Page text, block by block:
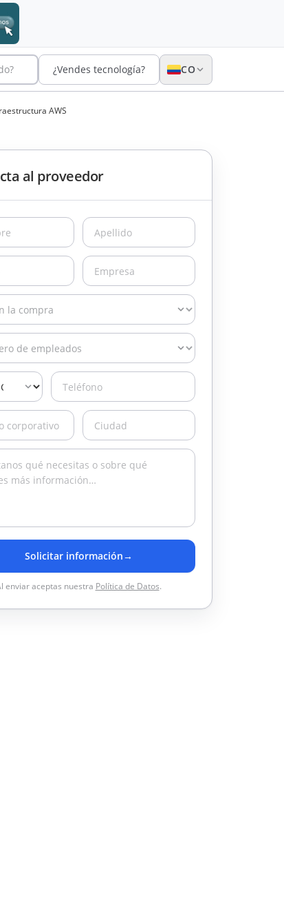
¿Vendes tecnología? CO
AWS
al proveedor
Solicitar información→
enviar aceptas nuestra Política de Datos.